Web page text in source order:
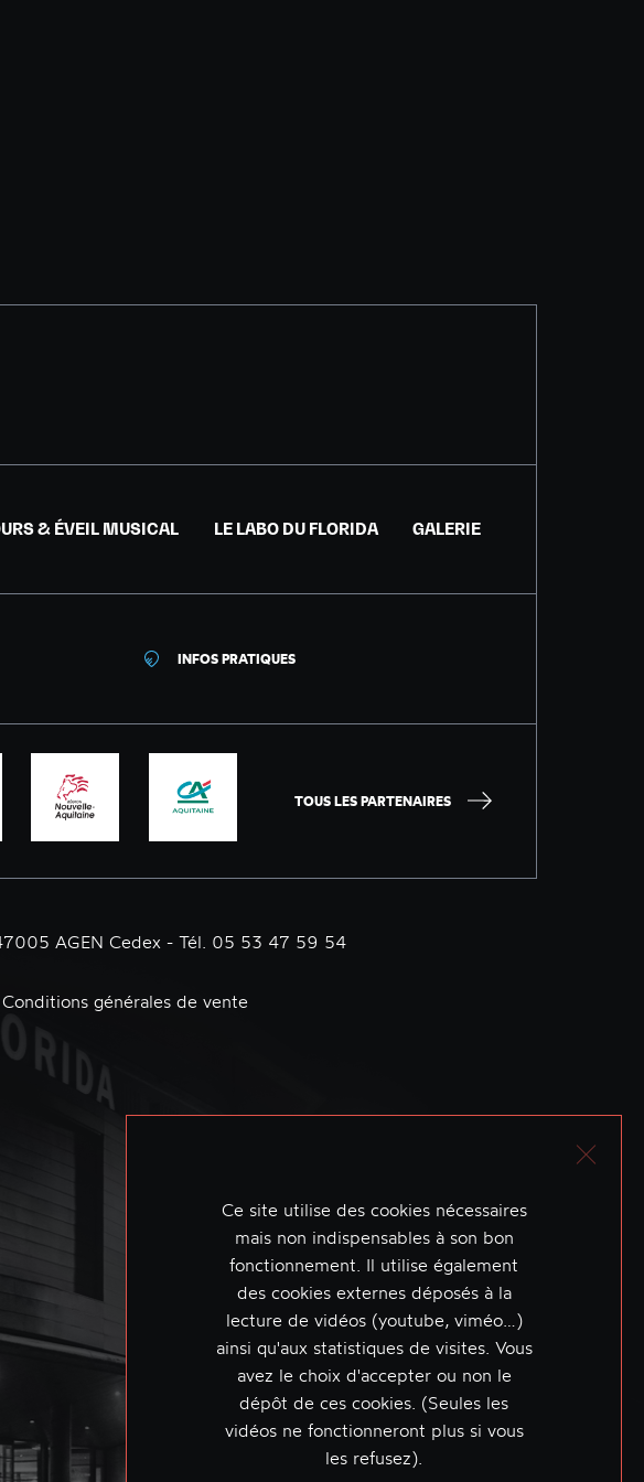
& ÉVEIL MUSICAL LE LABO DU FLORIDA GALERIE
INFOS PRATIQUES
TOUS LES PARTENAIRES
AGEN Cedex - Tél. 05 53 47 59 54
Conditions générales de vente
Ce site utilise des cookies nécessaires
mais non indispensables à son bon
fonctionnement. Il utilise également
des cookies externes déposés à la
lecture de vidéos (youtube, viméo…)
ainsi qu'aux statistiques de visites. Vous
avez le choix d'accepter ou non le
dépôt de ces cookies. (Seules les
vidéos ne fonctionneront plus si vous
les refusez).